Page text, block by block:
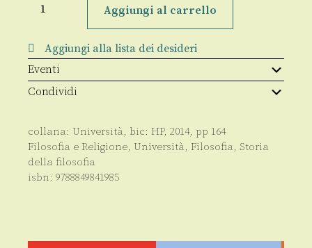
trasparenza
quantità
Aggiungi al carrello
Aggiungi alla lista dei desideri
Eventi
Condividi
collana: Università, bic: HP, 2014, pp 164
Filosofia e Religione, Università, Filosofia, Storia
della filosofia
isbn: 9788849841985